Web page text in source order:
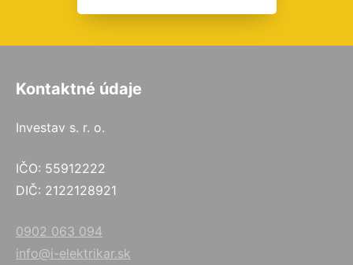
Kontaktné údaje
Investav s. r. o.
IČO: 55912222
DIČ: 2122128921
0902 063 094
info@i-elektrikar.sk